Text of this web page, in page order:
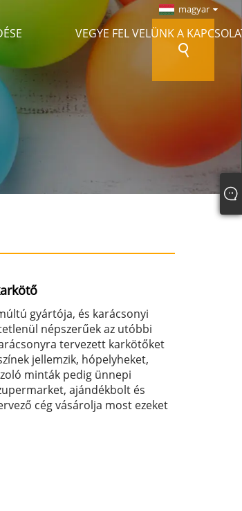
VEGYE FEL VELÜNK A
magyar
gyártója, és karácsonyi
népszerűek az utóbbi
tervezett karkötőket
jellemzik, hópelyheket,
minták pedig ünnepi
ajándékbolt és
cég vásárolja most ezeket